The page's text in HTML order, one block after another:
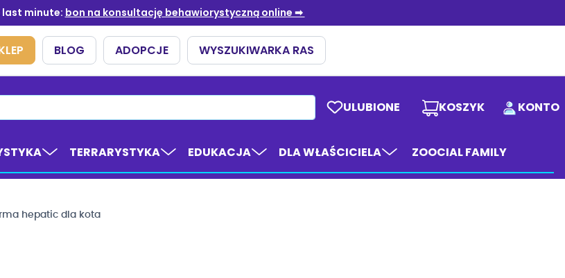
KOSZYK
ULUBIONE KONTO
TERRARYSTYKA EDUKACJA DLA WŁAŚCICIELA ZOOCIAL FAMILY
hepatic dla kota